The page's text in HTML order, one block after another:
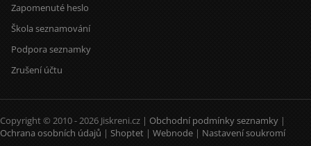
Zapomenuté heslo
Škola seznamování
Podpora seznamky
Zrušení účtu
Copyright © 2010 - 2026 Jiskreni.cz | Obchodní podmínky seznamky |
Ochrana osobních údajů | Shoptet | Webnode | Nastavení soukromí